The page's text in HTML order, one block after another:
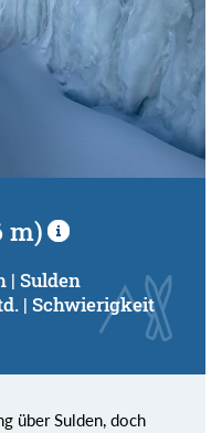
m)
| Sulden
| Schwierigkeit
über Sulden, doch